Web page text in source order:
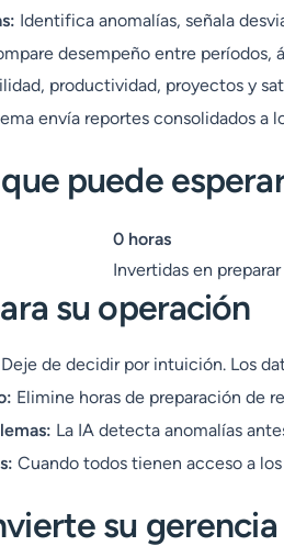
Identifica anomalías, señala
desempeño entre períodos,
productividad, proyectos y
envía reportes consolidados a
puede
0 horas
Invertidas en
su operación
Deje de decidir por intuición. Los
Elimine horas de preparación de
La IA detecta anomalías
Cuando todos tienen acceso a
su